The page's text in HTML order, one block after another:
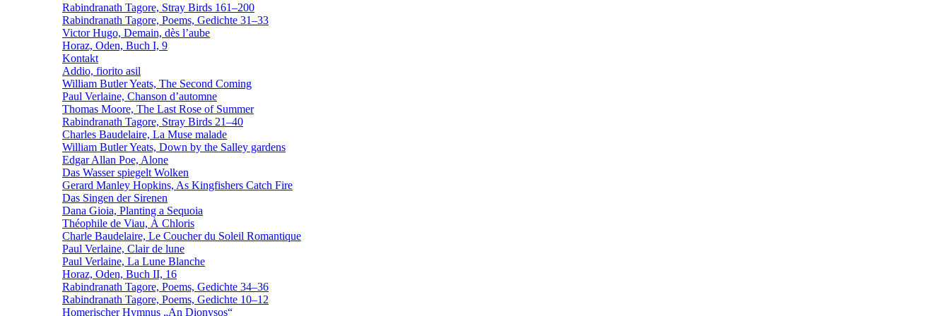
Rabindranath Tagore, Stray Birds 161–200
Rabindranath Tagore, Poems, Gedichte 31–33
Victor Hugo, Demain, dès l’aube
Horaz, Oden, Buch I, 9
Kontakt
Addio, fiorito asil
William Butler Yeats, The Second Coming
Paul Verlaine, Chanson d’automne
Thomas Moore, The Last Rose of Summer
Rabindranath Tagore, Stray Birds 21–40
Charles Baudelaire, La Muse malade
William Butler Yeats, Down by the Salley gardens
Edgar Allan Poe, Alone
Das Wasser spiegelt Wolken
Gerard Manley Hopkins, As Kingfishers Catch Fire
Das Singen der Sirenen
Dana Gioia, Planting a Sequoia
Théophile de Viau, À Chloris
Charle Baudelaire, Le Coucher du Soleil Romantique
Paul Verlaine, Clair de lune
Paul Verlaine, La Lune Blanche
Horaz, Oden, Buch II, 16
Rabindranath Tagore, Poems, Gedichte 34–36
Rabindranath Tagore, Poems, Gedichte 10–12
Homerischer Hymnus „An Dionysos“